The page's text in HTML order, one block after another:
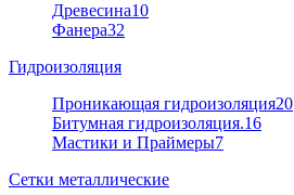
Древесина10
Фанера32
Гидроизоляция
Проникающая гидроизоляция20
Битумная гидроизоляция.16
Мастики и Праймеры7
Сетки металлические